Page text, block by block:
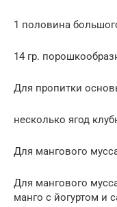
1 половина
14 гр.
Для пропитки
несколько ягод
Для мангового
Для мангового
манго с йогуртом и